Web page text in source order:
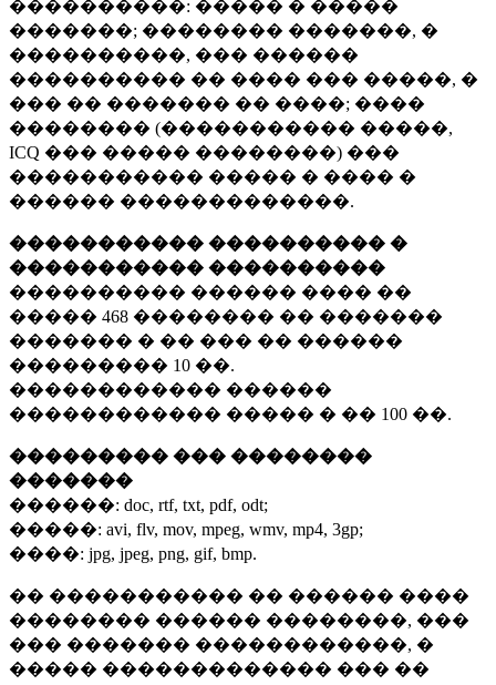
����������: ����� � �����
�������; �������� �������, �
����������, ��� ������
���������� �� ���� ��� �����, �
��� �� ������� �� ����; ����
�������� (����������� �����,
ICQ ��� ����� ��������) ���
����������� ����� � ���� �
������ �������������.
����������� ���������� �
����������� ����������
���������� ������ ���� ��
����� 468 �������� �� �������
������� � �� ��� �� ������
��������� 10 ��.
������������ ������
������������ ����� � �� 100 ��.
��������� ��� ��������
�������
������: doc, rtf, txt, pdf, odt;
�����: avi, flv, mov, mpeg, wmv, mp4, 3gp;
����: jpg, jpeg, png, gif, bmp.
�� ����������� �� ������ ����
�������� ������ ��������, ���
��� ������� ������������, �
����� ������������� ��� ��